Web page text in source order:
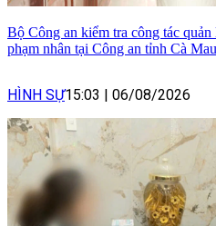
Bộ Công an kiểm tra công tác
phạm nhân tại Công an tỉnh Cà Mau
HÌNH SỰ15:03 06/08/2026